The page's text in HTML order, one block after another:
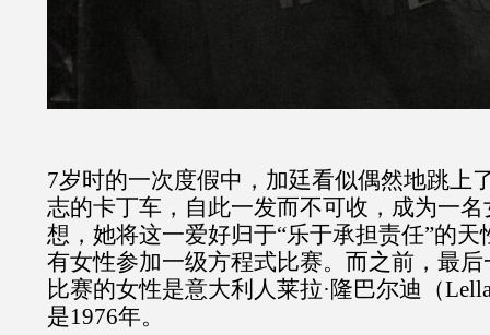
7岁时的一次度假中，加廷看似偶然地跳上
志的卡丁车，自此一发而不可收，成为一
想，她将这一爱好归于“乐于承担责任”的
有女性参加一级方程式比赛。而之前，最
比赛的女性是意大利人莱拉·隆巴尔迪（
是1976年。